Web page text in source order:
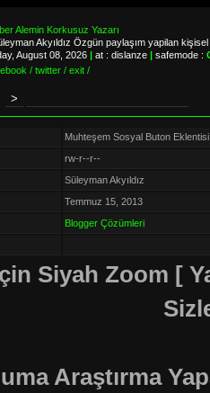
Alemin Korkusuz Yazarı
Akyıldız Özgün paylaşım yapilan
August 08, 2026 at : dislanze safemode :
/ twitter / exit /
Muhteşem Sosyal Buton Eklentisi
rw-r--r--
Süleyman Akyıldız
Temmuz 15, 2013
Blogger Çözümleri
Siyah Zoom [
Araştırma